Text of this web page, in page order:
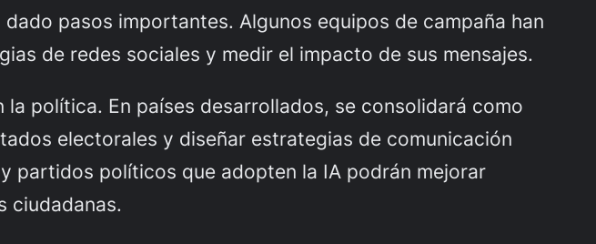
pasos importantes. Algunos equipos de campaña han
de redes sociales y medir el impacto de sus mensajes.
política. En países desarrollados, se consolidará como
electorales y diseñar estrategias de comunicación
partidos políticos que adopten la IA podrán mejorar
ciudadanas.